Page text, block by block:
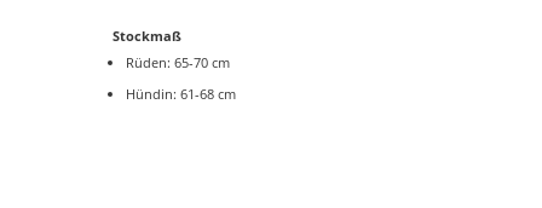
Stockmaß
Rüden: 65-70 cm
Hündin: 61-68 cm